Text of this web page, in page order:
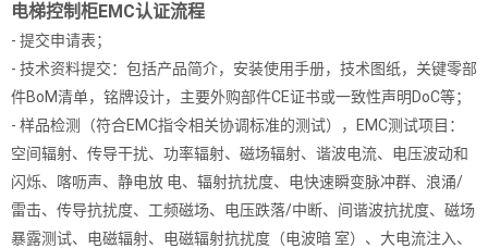
电梯控制柜EMC认证流程
- 提交申请表；
- 技术资料提交：包括产品简介，安装使用手册，技术图纸，关键零部
件BoM清单，铭牌设计，主要外购部件CE证书或一致性声明DoC等；
- 样品检测（符合EMC指令相关协调标准的测试），EMC测试项目：
空间辐射、传导干扰、功率辐射、磁场辐射、谐波电流、电压波动和
闪烁、喀呖声、静电放 电、辐射抗扰度、电快速瞬变脉冲群、浪涌/
雷击、传导抗扰度、工频磁场、电压跌落/中断、间谐波抗扰度、磁场
暴露测试、电磁辐射、电磁辐射抗扰度（电波暗 室）、大电流注入、